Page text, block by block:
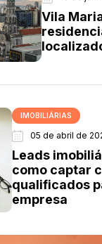
Vila
IMOBILIÁRIAS
05 de abril de
Leads
como captar
qualificados
empresa